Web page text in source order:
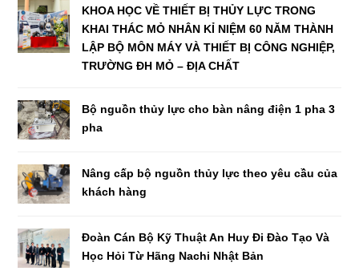
KHOA HỌC VỀ THIẾT BỊ THỦY LỰC TRONG
KHAI THÁC MỎ NHÂN KỈ NIỆM 60 NĂM THÀNH
LẬP BỘ MÔN MÁY VÀ THIẾT BỊ CÔNG NGHIỆP,
TRƯỜNG ĐH MỎ – ĐỊA CHẤT
Bộ nguồn thủy lực cho bàn nâng điện 1 pha 3
pha
Nâng cấp bộ nguồn thủy lực theo yêu cầu của
khách hàng
Đoàn Cán Bộ Kỹ Thuật An Huy Đi Đào Tạo Và
Học Hỏi Từ Hãng Nachi Nhật Bản